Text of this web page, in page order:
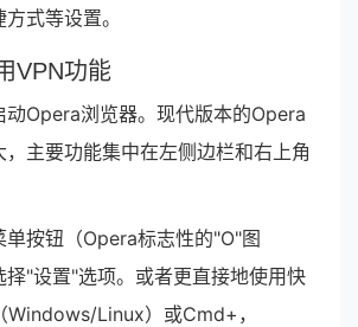
式等设置。
VPN功能
动Opera浏览器。现代版本的Opera
，主要功能集中在左侧边栏和右上角
单按钮（Opera标志性的"O"图
择"设置"选项。或者更直接地使用快
Linux）或Cmd+，